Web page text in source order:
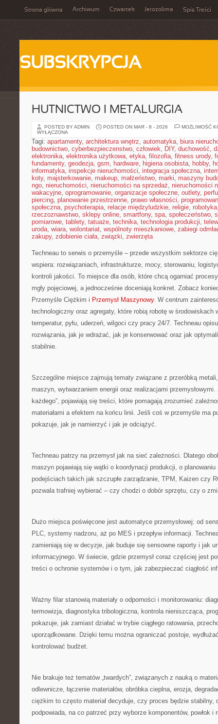
Strona główna Archiwum Czwartek Jerozolima Spis Treści
SUBSKRYPCJA
HUTNICTWO I METALURGIA
POSTED BY ADMIN POSTED ON MAR - 8 - 2026
MOŻLIWOŚĆ
WYŁĄCZONA
Tagi: apartamenty, architektura wnętrz, automatyka, biura
budownictwo, cyberbezpieczenstwo, człowiek, DIY, duchowość,
elektronika, elektronika użytkowa, etyka, filozofia, fitness urody,
fundamenty, geodezja, gsm, hardware, higiena osobista, hobby,
informatyka, inspekcje nieruchomości, integracja społeczna,
koty, majsterkowanie, makeup, małżeństwo, marki, maszyny
ngo, nieruchomości, nieruchomości na sprzedaż, nieruchomości
wakacyjne, oprogramowanie, organizacje społeczne, outlety,
piercing, planowanie przestrzenne, prawo własności,
społeczna, psychoterapia, relacje międzyludzkie, religie, robotyka
rzeczoznawstwo, sklepy online, smartfony, spa, społeczeństwo,
pomiarowe, tablety, tatuaże, technika, technologia produkcji,
uroda, wiara, wolontariat, wspólnoty mieszkaniowe, zabiegi
zakupy, zdobienie ciała, związki, zwierzęta
Techneau to serwis o przemyśle – przede wszystkim sektorze
wspiera: rozwiązaniach, infrastrukturze, mocy, sterowaniu,
kontroli jakości. To miejsce dla osób, które chcą ogarniać
mgły pojęciowej, a jednocześnie doceniają konkret. Zobacz
Przemyśle Ciężkim i Przemysł Maszynowy. W centrum
technologiczny oraz agregaty, które robią robotę w środowiskach
temperatur, pyłu, uderzeń, wilgoci czy pracy 24/7. Techneau
rozwiązania, jak je wdrażać, jak je konserwować oraz jak
stabilnie.
Szczególne miejsce zajmują tematy związane z przeróbką
maszyn, wytwarzaniem energii oraz realizacjami przemysłowymi.
każdego”, pojawiają się treści, które pomagają zrozumieć
materiałami a efektem na końcu linii. Jeśli coś w przemyśle ma
pokazuje, jak je namierzyć i jak je odciążyć.
Techneau patrzy na przemysł jak na sieć zależności. Dlatego
maszyn pojawiają się wątki o koordynacji produkcji, o
podejściach takich jak szczupłe zarządzanie, TPM, Kaizen czy
pozwala trafniej wybierać – czy chodzi o dobór sprzętu, czy o
Dużo miejsca poświęcone jest automatyce przemysłowej: od
PLC, systemy nadzoru, aż po MES i przepływ informacji.
zamieniają się w decyzje, jak buduje się sensowne raporty i jak
informacyjnego. W świecie, gdzie przemysł coraz częściej jest
treści o ochronie systemów i o tym, jak zabezpieczać ciągłość
Ważny filar stanowią materiały o odporności i monitorowaniu:
termowizja, diagnostyka tribologiczna, kontrola nieniszcząca,
pokazuje, jak zamiast działać w trybie ciągłego ratowania,
uporządkowane. Dzięki temu można ograniczać postoje,
kontrolować budżet.
Nie brakuje też tematów „twardych”, związanych z nauką o
odlewnicze, łączenie materiałów, obróbka cieplna, erozja,
ciężkim to często materiał decyduje, czy proces będzie stabilny,
podpowiada, na co patrzeć przy wyborze komponentów, powłok